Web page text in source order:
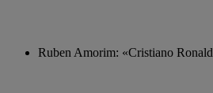
Ruben Amorim: «Cristiano